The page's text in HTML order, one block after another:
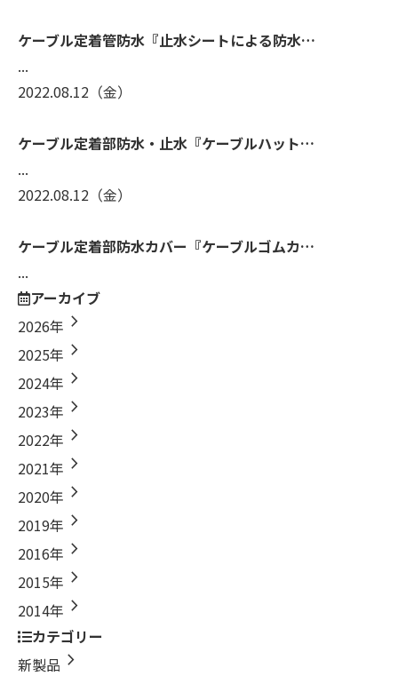
ケーブル定着管防水『止水シートによる防水…
...
2022.08.12 （金）
ケーブル定着部防水・止水『ケーブルハット…
...
2022.08.12 （金）
ケーブル定着部防水カバー『ケーブルゴムカ…
...
アーカイブ
2026年 chevron_right
2025年 chevron_right
2024年 chevron_right
2023年 chevron_right
2022年 chevron_right
2021年 chevron_right
2020年 chevron_right
2019年 chevron_right
2016年 chevron_right
2015年 chevron_right
2014年 chevron_right
カテゴリー
新製品 chevron_right